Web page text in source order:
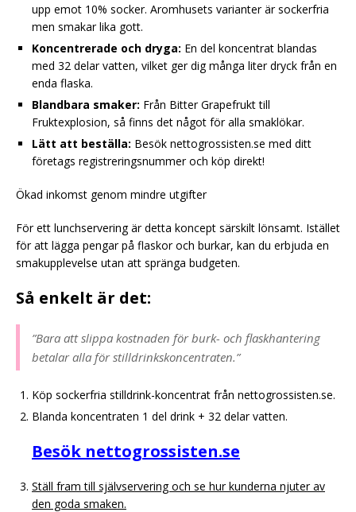
upp emot 10% socker. Aromhusets varianter är sockerfria
men smakar lika gott.
Koncentrerade och dryga: En del koncentrat blandas
med 32 delar vatten, vilket ger dig många liter dryck från en
enda flaska.
Blandbara smaker: Från Bitter Grapefrukt till
Fruktexplosion, så finns det något för alla smaklökar.
Lätt att beställa: Besök nettogrossisten.se med ditt
företags registreringsnummer och köp direkt!
Ökad inkomst genom mindre utgifter
För ett lunchservering är detta koncept särskilt lönsamt. Istället
för att lägga pengar på flaskor och burkar, kan du erbjuda en
smakupplevelse utan att spränga budgeten.
Så enkelt är det:
”Bara att slippa kostnaden för burk- och flaskhantering
betalar alla för stilldrinkskoncentraten.”
Köp sockerfria stilldrink-koncentrat från nettogrossisten.se.
Blanda koncentraten 1 del drink + 32 delar vatten.
Besök nettogrossisten.se
Ställ fram till självservering och se hur kunderna njuter av
den goda smaken.